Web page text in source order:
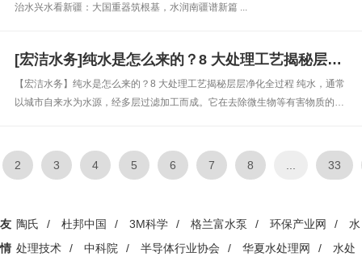
[宏洁水务]纯水是怎么来的？8 大处理工艺揭秘层层净化全过程
【宏洁水务】纯水是怎么来的？8 大处理工艺揭秘层层净化全过程 纯水，通常
以城市自来水为水源，经多层过滤加工而成。它在去除微生物等有害物质的同
2 3 4 5 6 7 8 33
友
情
陶氏 / 杜邦中国 / 3M科学 / 格兰富水泵 / 环保产业网 /
水
处理技术
/ 中科院 / 半导体行业协会 / 华夏水处理网 /
水处